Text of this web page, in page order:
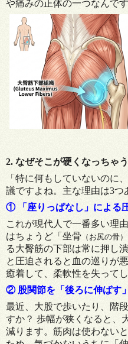
や痛みの正体の一つなんです
2. なぜそこが硬くなっちゃ
「特に何もしていないのに
議ですよね。主な理由は3つ
① 「座りっぱなし」による
これが現代人で一番多い理
はちょうど「坐骨 （お尻の骨）
る大臀筋の下部は常に押し
と圧迫されると血の巡りが
癒着して、柔軟性を失ってし
② 股関節を「後ろに伸ばす
最近、大股で歩いたり、階
すか？ 歩幅が狭くなると、
減ります。筋肉は使わない